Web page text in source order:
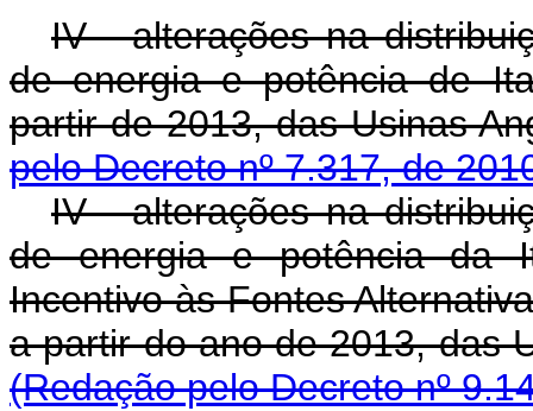
IV - alterações na
de energia e potência de
partir de 2013, das
pelo Decreto nº 7.317, de
IV - alterações na
de energia e potência da
Incentivo às Fontes
a partir do ano de 2013, das
(Redação pelo Decreto nº